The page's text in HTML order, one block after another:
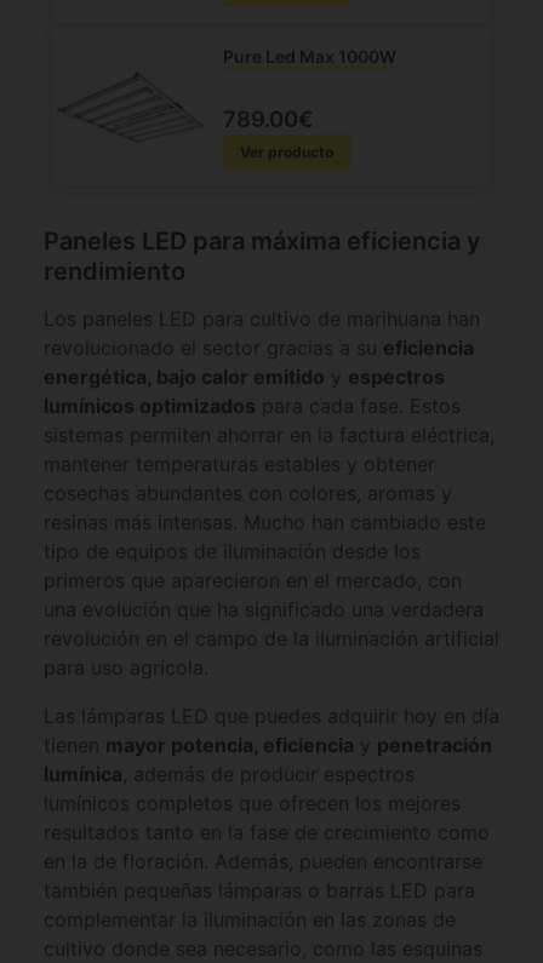
Pure Led Max 1000W
789.00€
Ver producto
Paneles LED para máxima eficiencia y
rendimiento
Los paneles LED para cultivo de marihuana han
revolucionado el sector gracias a su eficiencia
energética, bajo calor emitido y espectros
lumínicos optimizados para cada fase. Estos
sistemas permiten ahorrar en la factura eléctrica,
mantener temperaturas estables y obtener
cosechas abundantes con colores, aromas y
resinas más intensas. Mucho han cambiado este
tipo de equipos de iluminación desde los
primeros que aparecieron en el mercado, con
una evolución que ha significado una verdadera
revolución en el campo de la iluminación artificial
para uso agrícola.
Las lámparas LED que puedes adquirir hoy en día
tienen mayor potencia, eficiencia y penetración
lumínica , además de producir espectros
lumínicos completos que ofrecen los mejores
resultados tanto en la fase de crecimiento como
en la de floración. Además, pueden encontrarse
también pequeñas lámparas o barras LED para
complementar la iluminación en las zonas de
cultivo donde sea necesario, como las esquinas